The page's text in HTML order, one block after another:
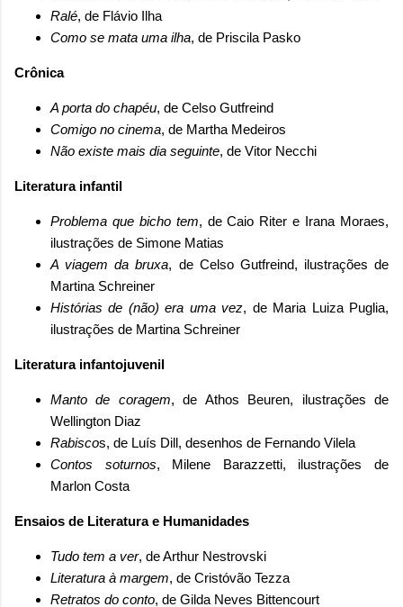
Ralé, de Flávio Ilha
Como se mata uma ilha, de Priscila Pasko
Crônica
A porta do chapéu, de Celso Gutfreind
Comigo no cinema, de Martha Medeiros
Não existe mais dia seguinte, de Vitor Necchi
Literatura infantil
Problema que bicho tem, de Caio Riter e Irana Moraes,
ilustrações de Simone Matias
A viagem da bruxa, de Celso Gutfreind, ilustrações de
Martina Schreiner
Histórias de (não) era uma vez, de Maria Luiza Puglia,
ilustrações de Martina Schreiner
Literatura infantojuvenil
Manto de coragem, de Athos Beuren, ilustrações de
Wellington Diaz
Rabiscos, de Luís Dill, desenhos de Fernando Vilela
Contos soturnos, Milene Barazzetti, ilustrações de
Marlon Costa
Ensaios de Literatura e Humanidades
Tudo tem a ver, de Arthur Nestrovski
Literatura à margem, de Cristóvão Tezza
Retratos do conto, de Gilda Neves Bittencourt